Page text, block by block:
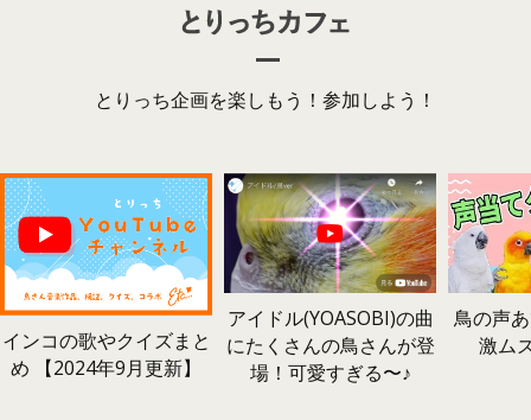
とりっち企画を楽しもう！参加しよう！
インコの歌やクイズまと
め 【2024年9月更新】
アイドル(YOASOBI)の曲
にたくさんの鳥さんが登
場！可愛すぎる〜♪
鳥の声
激ム